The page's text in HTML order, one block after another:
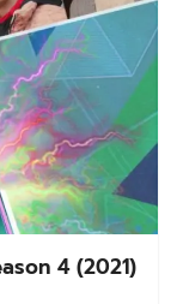
4 (2021)